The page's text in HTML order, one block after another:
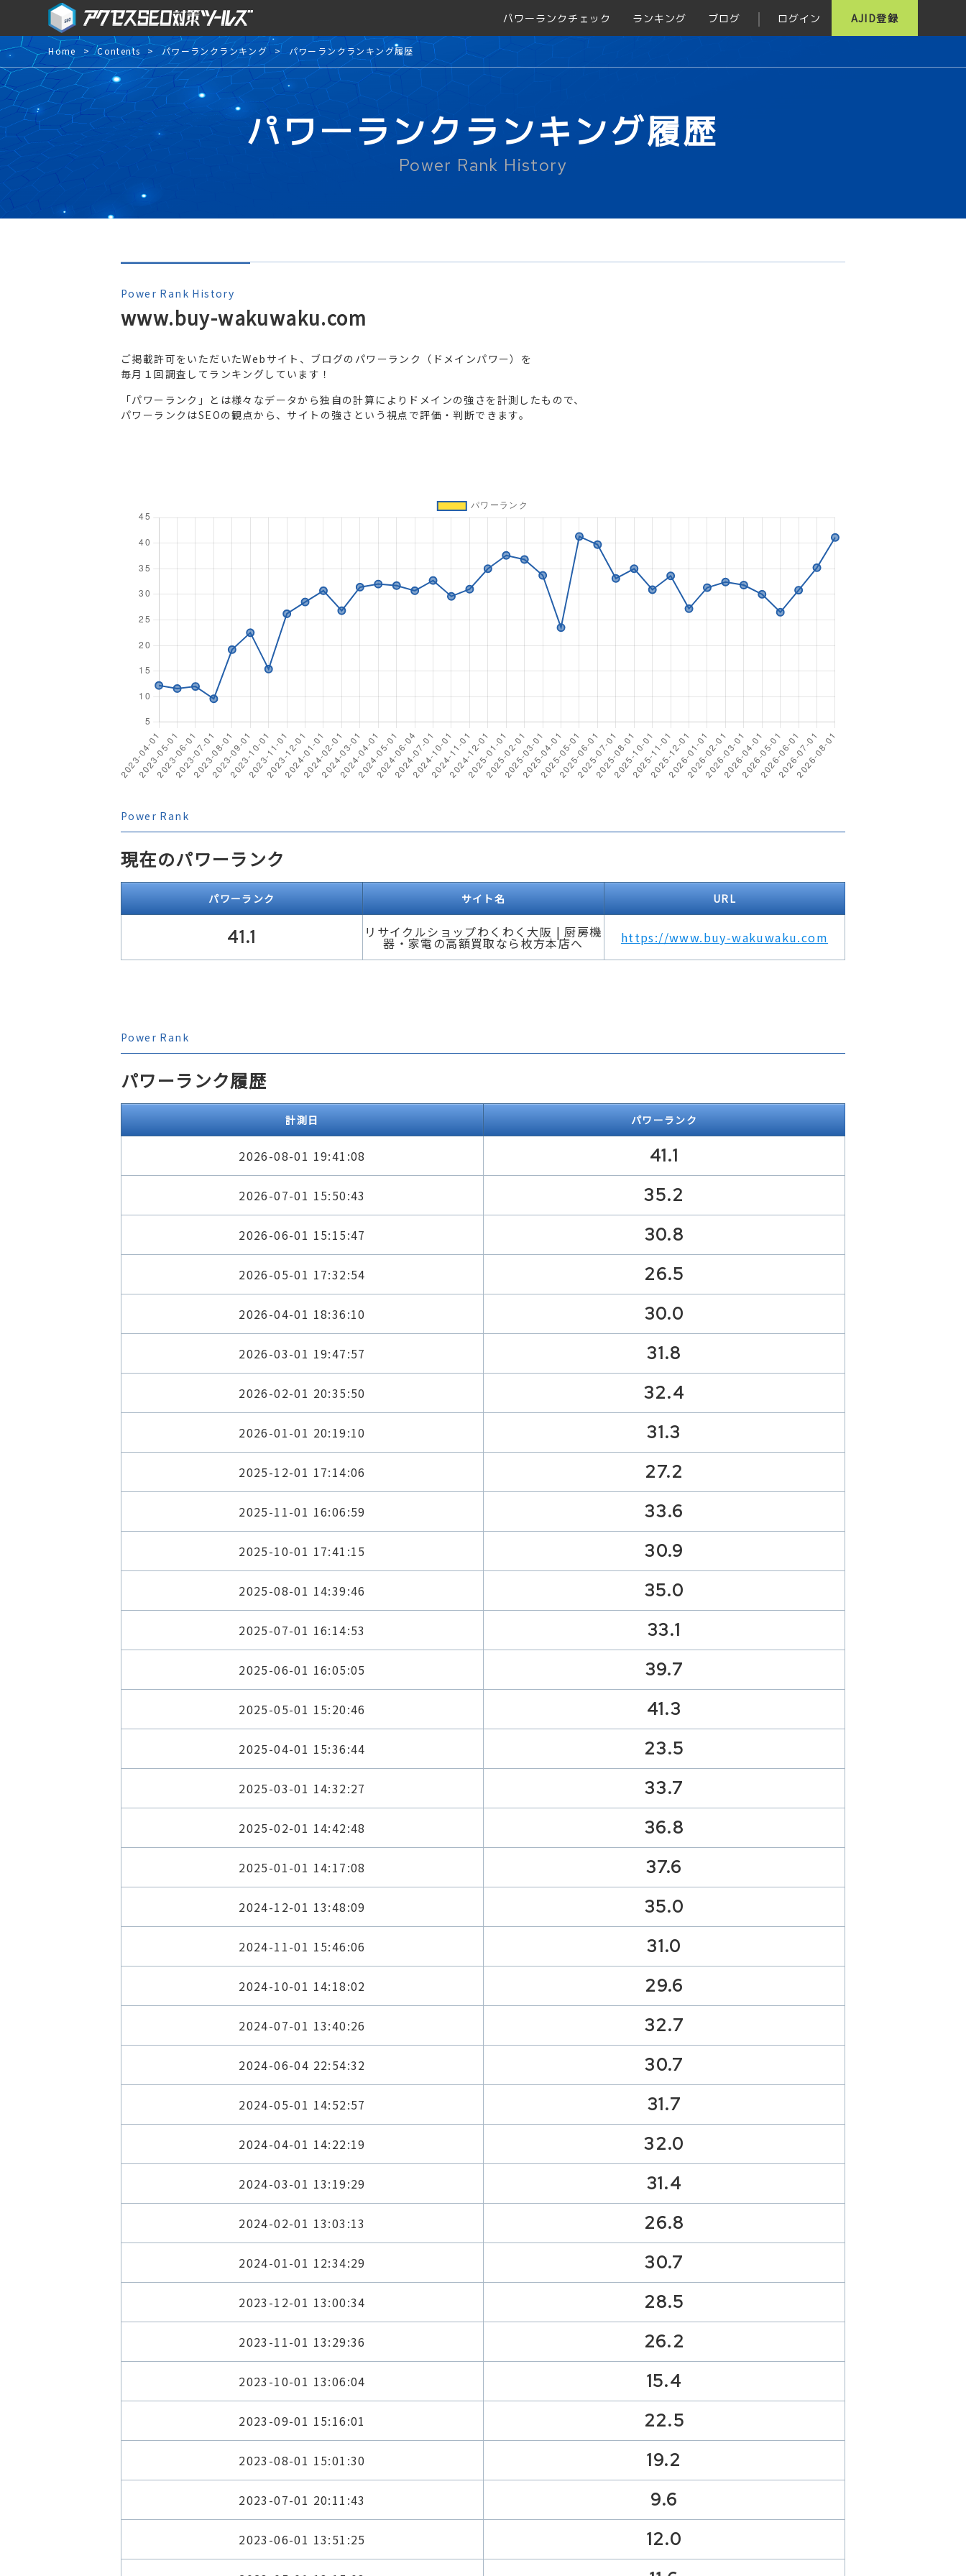
パワーランクチェック ランキング ブログ ログイン AJID登録
Home Contents パワーランクランキング パワーランクランキング履歴
パワーランクランキング履歴
Power Rank History
Power Rank History
www.buy-wakuwaku.com
ご掲載許可をいただいたWebサイト、ブログのパワーランク（ドメインパワー）を
毎月１回調査してランキングしています！
「パワーランク」とは様々なデータから独自の計算によりドメインの強さを計測したもので、
パワーランクはSEOの観点から、サイトの強さという視点で評価・判断できます。
Power Rank
現在のパワーランク
パワーランク サイト名 URL
41.1 リサイクルショップわくわく大阪 | 厨房機
器・家電の高額買取なら枚方本店へ https://www.buy-wakuwaku.com
Power Rank
パワーランク履歴
計測日 パワーランク
2026-08-01 19:41:08 41.1
2026-07-01 15:50:43 35.2
2026-06-01 15:15:47 30.8
2026-05-01 17:32:54 26.5
2026-04-01 18:36:10 30.0
2026-03-01 19:47:57 31.8
2026-02-01 20:35:50 32.4
2026-01-01 20:19:10 31.3
2025-12-01 17:14:06 27.2
2025-11-01 16:06:59 33.6
2025-10-01 17:41:15 30.9
2025-08-01 14:39:46 35.0
2025-07-01 16:14:53 33.1
2025-06-01 16:05:05 39.7
2025-05-01 15:20:46 41.3
2025-04-01 15:36:44 23.5
2025-03-01 14:32:27 33.7
2025-02-01 14:42:48 36.8
2025-01-01 14:17:08 37.6
2024-12-01 13:48:09 35.0
2024-11-01 15:46:06 31.0
2024-10-01 14:18:02 29.6
2024-07-01 13:40:26 32.7
2024-06-04 22:54:32 30.7
2024-05-01 14:52:57 31.7
2024-04-01 14:22:19 32.0
2024-03-01 13:19:29 31.4
2024-02-01 13:03:13 26.8
2024-01-01 12:34:29 30.7
2023-12-01 13:00:34 28.5
2023-11-01 13:29:36 26.2
2023-10-01 13:06:04 15.4
2023-09-01 15:16:01 22.5
2023-08-01 15:01:30 19.2
2023-07-01 20:11:43 9.6
2023-06-01 13:51:25 12.0